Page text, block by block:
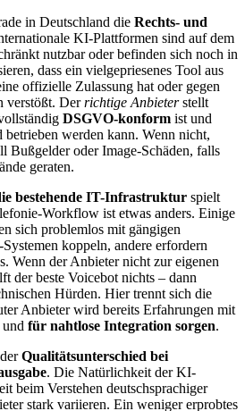
in Deutschland die Rechts- und
KI-Plattformen sind auf dem
nutzbar oder befinden sich noch in
dass ein vielgepriesenes Tool aus
offizielle Zulassung hat oder gegen
verstößt. Derrichtige Anbieterstellt
DSGVO-konform ist und
werden kann. Wenn nicht,
Bußgelder oder Image-Schäden, falls
geraten.
bestehende IT-Infrastruktur spielt
Workflow ist etwas anders. Einige
sich problemlos mit gängigen
koppeln, andere erfordern
Wenn der Anbieter nicht zur eigenen
der beste Voicebot nichts – dann
Hürden. Hier trennt sich die
Anbieter wird bereits Erfahrungen mit
und für nahtlose Integration sorgen.
Qualitätsunterschied bei
. Die Natürlichkeit der KI-
beim Verstehen deutschsprachiger
stark variieren. Ein weniger erprobtes